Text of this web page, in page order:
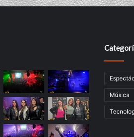
Música